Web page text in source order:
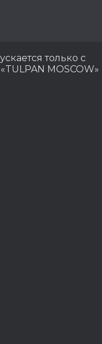
только с
MOSCOW»